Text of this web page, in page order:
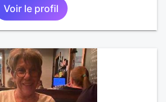
Voir le profil